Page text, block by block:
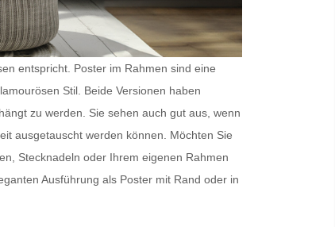
entspricht. Poster im Rahmen sind eine
Stil. Beide Versionen haben
zu werden. Sie sehen auch gut aus, wenn
ausgetauscht werden können. Möchten Sie
Stecknadeln oder Ihrem eigenen Rahmen
Ausführung als Poster mit Rand oder in